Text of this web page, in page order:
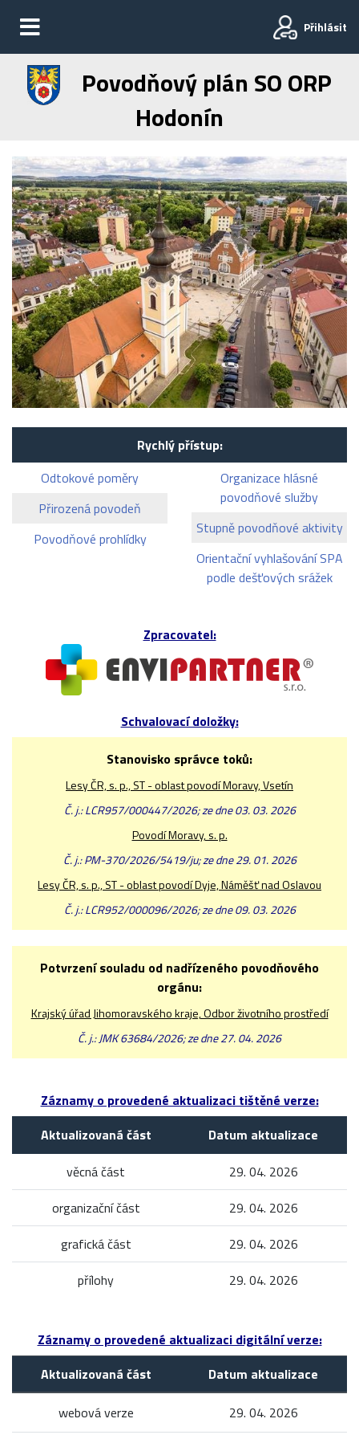
Přihlásit
Povodňový plán SO ORP
Hodonín
Rychlý přístup:
Odtokové poměry
Přirozená povodeň
Povodňové prohlídky
Organizace hlásné
povodňové služby
Stupně povodňové aktivity
Orientační vyhlašování SPA
podle dešťových srážek
Zpracovatel:
Schvalovací doložky:
Stanovisko správce toků:
Lesy ČR, s. p., ST - oblast povodí Moravy, Vsetín
Č. j.: LCR957/000447/2026; ze dne 03. 03. 2026
Povodí Moravy, s. p.
Č. j.: PM-370/2026/5419/ju; ze dne 29. 01. 2026
Lesy ČR, s. p., ST - oblast povodí Dyje, Náměšť nad Oslavou
Č. j.: LCR952/000096/2026; ze dne 09. 03. 2026
Potvrzení souladu od nadřízeného povodňového
orgánu:
Krajský úřad Jihomoravského kraje, Odbor životního prostředí
Č. j.: JMK 63684/2026; ze dne 27. 04. 2026
Záznamy o provedené aktualizaci tištěné verze:
Aktualizovaná část
Datum aktualizace
věcná část
29. 04. 2026
organizační část
29. 04. 2026
grafická část
29. 04. 2026
přílohy
29. 04. 2026
Záznamy o provedené aktualizaci digitální verze:
Aktualizovaná část
Datum aktualizace
webová verze
29. 04. 2026